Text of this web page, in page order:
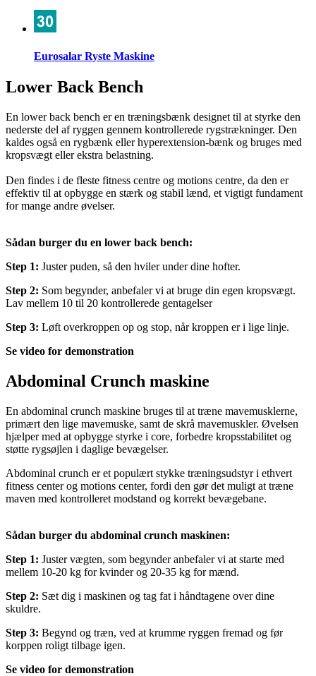
Eurosalar Ryste Maskine
Lower Back Bench
En lower back bench er en træningsbænk designet til at styrke den
nederste del af ryggen gennem kontrollerede rygstrækninger. Den
kaldes også en rygbænk eller hyperextension-bænk og bruges med
kropsvægt eller ekstra belastning.
Den findes i de fleste fitness centre og motions centre, da den er
effektiv til at opbygge en stærk og stabil lænd, et vigtigt fundament
for mange andre øvelser.
Sådan burger du en lower back bench:
Step 1: Juster puden, så den hviler under dine hofter.
Step 2: Som begynder, anbefaler vi at bruge din egen kropsvægt.
Lav mellem 10 til 20 kontrollerede gentagelser
Step 3: Løft overkroppen op og stop, når kroppen er i lige linje.
Se video for demonstration
Abdominal Crunch maskine
En abdominal crunch maskine bruges til at træne mavemusklerne,
primært den lige mavemuske, samt de skrå mavemuskler. Øvelsen
hjælper med at opbygge styrke i core, forbedre kropsstabilitet og
støtte rygsøjlen i daglige bevægelser.
Abdominal crunch er et populært stykke træningsudstyr i ethvert
fitness center og motions center, fordi den gør det muligt at træne
maven med kontrolleret modstand og korrekt bevægebane.
Sådan burger du abdominal crunch maskinen:
Step 1: Juster vægten, som begynder anbefaler vi at starte med
mellem 10-20 kg for kvinder og 20-35 kg for mænd.
Step 2: Sæt dig i maskinen og tag fat i håndtagene over dine
skuldre.
Step 3: Begynd og træn, ved at krumme ryggen fremad og før
korppen roligt tilbage igen.
Se video for demonstration